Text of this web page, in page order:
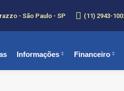
- São Paulo - SP
(11) 2943-
Informações Financeiro